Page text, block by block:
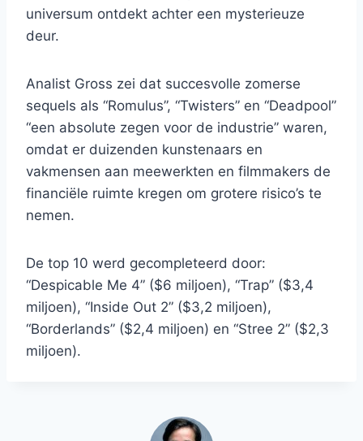
universum ontdekt achter een mysterieuze
deur.
Analist Gross zei dat succesvolle zomerse
sequels als “Romulus”, “Twisters” en “Deadpool”
“een absolute zegen voor de industrie” waren,
omdat er duizenden kunstenaars en
vakmensen aan meewerkten en filmmakers de
financiële ruimte kregen om grotere risico’s te
nemen.
De top 10 werd gecompleteerd door:
“Despicable Me 4” ($6 miljoen), “Trap” ($3,4
miljoen), “Inside Out 2” ($3,2 miljoen),
“Borderlands” ($2,4 miljoen) en “Stree 2” ($2,3
miljoen).